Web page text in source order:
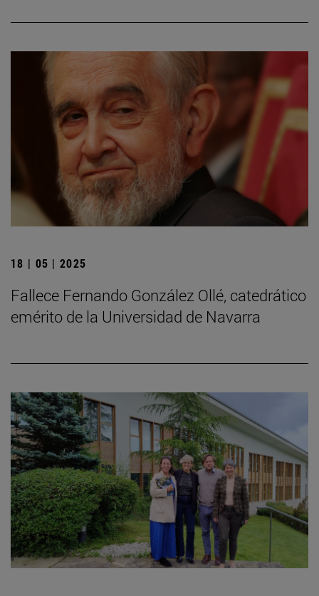
18 | 05 | 2025
Fallece Fernando González Ollé, catedrático
emérito de la Universidad de Navarra